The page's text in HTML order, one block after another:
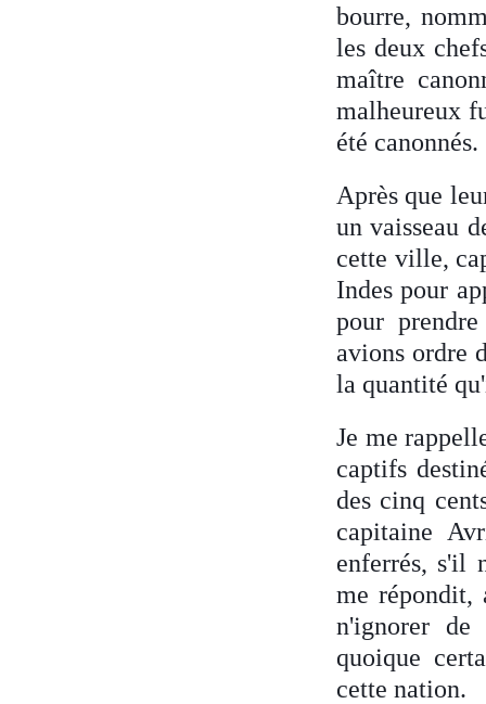
bourre,
les deux
maître
malheureux
été canonnés.
Après que
un vaisseau
cette ville,
Indes pour
pour
avions ordre
la quantité
Je me
captifs
des cinq
capitaine
enferrés, s'il
me répondit,
n'ignorer
quoique
cette nation.